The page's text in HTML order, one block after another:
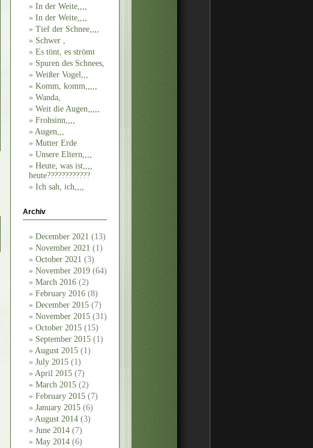
In der Weite,,,,
In der Weite,,,,
Tief der Schnee,,,,
Schwer ,
Es tönt, es strömt
Spuren des Schnees,
Weißer Vogel,,,
Komm, komm,,,,,
Wanda,
Weit die Augen,,,,,
Frohsinn,,,,
Augen,,,
Mutter Erde
Unsere Eltern,,,,
Heute, was ist,,,,
heute????????????
Ich sah, ich,,,,
Archiv
December 2021 (13)
November 2021 (1)
October 2021 (3)
November 2019 (64)
March 2016 (2)
February 2016 (8)
December 2015 (7)
November 2015 (31)
October 2015 (15)
September 2015 (1)
August 2015 (1)
July 2015 (1)
April 2015 (7)
March 2015 (2)
February 2015 (7)
January 2015 (6)
August 2014 (3)
June 2014 (7)
May 2014 (6)